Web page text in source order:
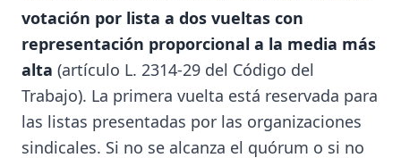
votación por lista a dos vueltas con
representación proporcional a la media más
alta (artículo L. 2314-29 del Código del
Trabajo). La primera vuelta está reservada para
las listas presentadas por las organizaciones
sindicales. Si no se alcanza el quórum o si no